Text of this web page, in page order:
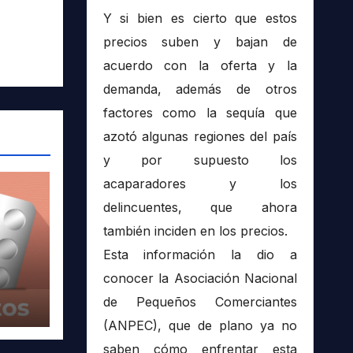
Y si bien es cierto que estos
precios suben y bajan de
acuerdo con la oferta y la
demanda, además de otros
factores como la sequía que
azotó algunas regiones del país
y por supuesto los
acaparadores y los
delincuentes, que ahora
también inciden en los precios.
Esta información la dio a
conocer la Asociación Nacional
de Pequeños Comerciantes
(ANPEC), que de plano ya no
saben cómo enfrentar esta